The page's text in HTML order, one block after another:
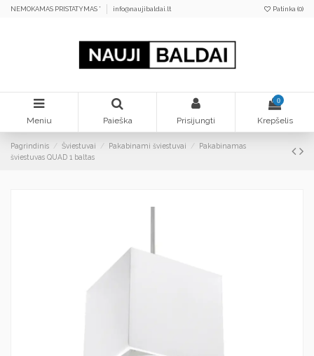
NEMOKAMAS PRISTATYMAS * info@naujibaldai.lt Patinka (0)
Meniu Paieška Prisijungti
0
Krepšelis
Pagrindinis Šviestuvai Pakabinami šviestuvai
Pakabinamas
šviestuvas QUAD 1 baltas